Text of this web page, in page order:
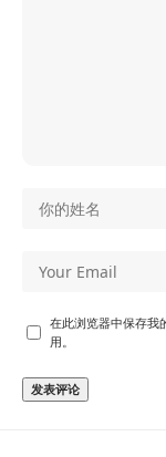
在此浏览器中保存我
用。